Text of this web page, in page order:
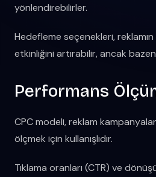
yönlendirebilirler.
Hedefleme seçenekleri,
etkinliğini artırabilir, ancak
Performans
CPC modeli, reklam
ölçmek için kullanışlıdır.
Tıklama oranları (CTR) ve